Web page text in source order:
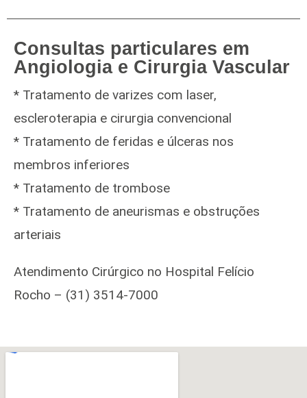
Consultas particulares em
Angiologia e Cirurgia Vascular
* Tratamento de varizes com laser,
escleroterapia e cirurgia convencional
* Tratamento de feridas e úlceras nos
membros inferiores
* Tratamento de trombose
* Tratamento de aneurismas e obstruções
arteriais
Atendimento Cirúrgico no Hospital Felício
Rocho – (31) 3514-7000